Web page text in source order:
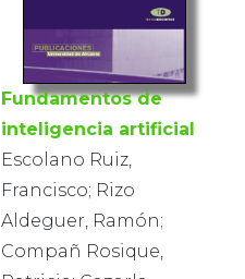
Fundamentos de
inteligencia artificial
Escolano Ruiz,
Francisco; Rizo
Aldeguer, Ramón;
Compañ Rosique,